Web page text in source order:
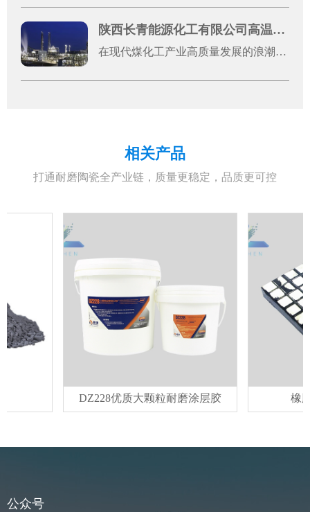
陕西长青能源化工有限公司高温浇注料应用案例
在现代煤化工产业高质量发展的浪潮中，设备稳定运行是企业提质增效、筑牢核心竞争力的关键。陕西长青能源化工有限公司（以下简称“长青能化”）作为国有控股的大型现代煤化工高新技术企业，深耕煤制甲醇领域多年，凭借先进的生产工艺和严苛的管理标准，其60万吨/年煤制甲醇装置已稳定运行超3600天，随着装置长期高负荷运行，气化炉、输料管道等核心设备面临的高温、高粉尘、强冲刷工况愈发严苛，对设备耐磨防腐性能提出了极高要求，设备关键部位的防磨改造成为保障生产连续性的重中之重。东臻科技作为高端耐磨防腐材料综合服务商，专注表面工程材料研发，与科研机构深度合作，产品线覆盖300余类，可提供从材料研发到工程实施的全链条解决方案。此次为长青能化提供的高温碳化硅耐磨捣打料、刚玉耐磨浇注料，是东臻科技针对煤化工复杂工况量身优化的核心产品，搭配高效耐高温结合体系，其中碳化硅成分具备优异的抗侵蚀性、高耐磨系数和良好的热震性，两种材料的科学搭配，完美适配煤化工高粉尘、强冲刷、高温高压等严苛工况。该系列产品不仅在原料选择上精益求精，更在生产工艺上严格把控，通过颗粒紧密堆积技术，使材料成型后致密度高、体积密度大，常温下强度可达150MPa以上，东臻科技提供专业的现场技术指导，全程把控基材处理、材料涂覆、固化养护等各个环节，形成致密、无缝的整体防护层，最大化发挥耐磨防腐性能。此次合作，东臻科技以优质的产品、专业的服务，得到了长青能化生产运维团队的一致认可。作为国有控股大型煤化工企业，长青能化的此次防磨改造项目，不仅为自身持续稳定高效生产奠定了基础，更为国内大型煤化工项目关键设备耐磨防护提供了可借鉴的标杆经验，推动了双方在高端耐磨材料应用领域的深度合作，共同为煤化工产业高质量、稳定发展筑牢材料根基。
相关产品
打通耐磨陶瓷全产业链，质量更稳定，品质更可控
DZ228优质大颗粒耐磨涂层胶 橡胶陶
公众号